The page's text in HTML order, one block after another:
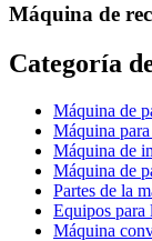
Máquina de
Categoría
Máquina de
Máquina
Máquina de
Máquina de
Partes de la
Equipos para
Máquina